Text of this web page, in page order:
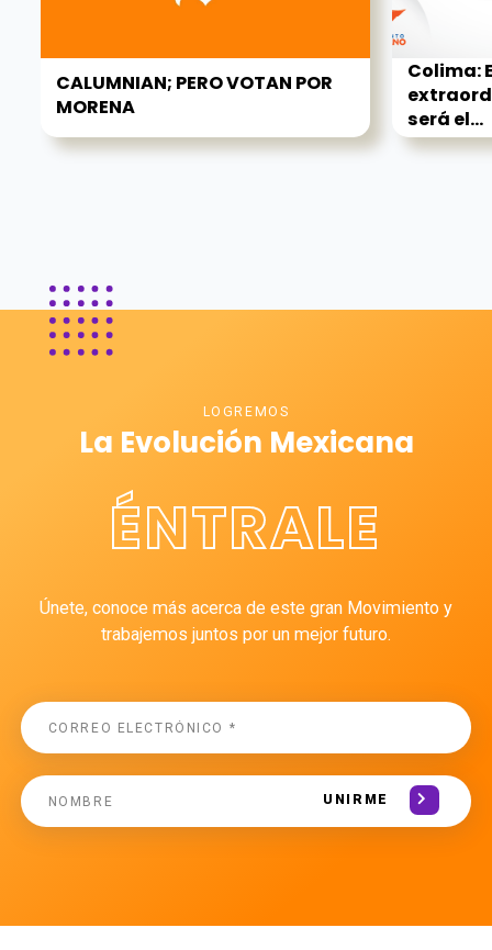
CALUMNIAN; PERO VOTAN POR
MORENA
Colima:
será el...
LOGREMOS
La Evolución Mexicana
ÉNTRALE
Únete, conoce más acerca de este gran Movimiento y
trabajemos juntos por un mejor futuro.
UNIRME